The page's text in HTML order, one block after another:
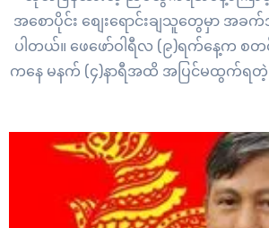
အစောပိုင်း စျေးရောင်းချသူတွေမှာ အ
ပါတယ်။ ဖေဖော်ဝါရီလ (၉)ရက်နေ့က စတ
ကနေ မနက် (၄)နာရီအထိ အပြင်မထွက်ရ